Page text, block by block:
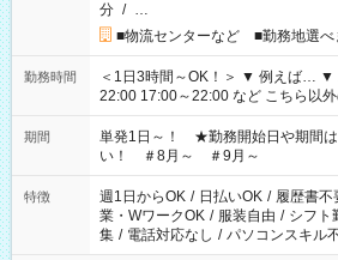
分 / …
■物流センターなど ■勤務地選べ
勤務時間
＜1日3時間～OK！＞ ▼ 例えば… ▼ 15:00～18:00 15:00～
22:00 17:00～22:00 など こちら以外の時間もお気軽にご相談く
ださい！
期間
単発1日～！ ★勤務開始日や期間は
い！ ＃8月～ ＃9月～
特徴 週1日からOK / 日払いOK / 履歴書不
業・WワークOK / 服装自由 / シフト
集 / 電話対応なし / パソコンスキル